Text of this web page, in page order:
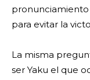
para evitar la
La misma
ser Yaku el que